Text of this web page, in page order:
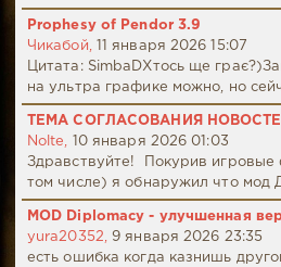
Prophesy of Pendor 3.9
Чикабой,
11 января 2026 15:07
Цитата: SimbaDХтось ще
на ультра графике можно, но
ТЕМА СОГЛАСОВАНИЯ
Nolte,
10 января 2026 01:03
Здравствуйте! Покурив
том числе) я обнаружил что мод
MOD Diplomacy - улучшенная
yura20352, 9 января 2026 23:35
есть ошибка когда казнишь